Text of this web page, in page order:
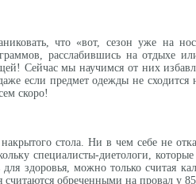
что «вот, сезон уже на
расслабившись на отдыхе
Сейчас мы научимся от них
если предмет одежды не сходится
скоро!
стола. Ни в чем себе не
специалисты-диетологи,
здоровья, можно только считая
считаются обреченными на провал у